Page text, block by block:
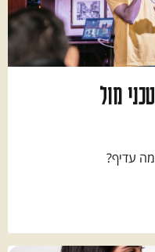
מול
מה עדיף?